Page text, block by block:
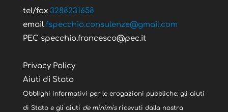
tel/fax 3288231658
email fspecchio.consulenze@gmail.com
PEC specchio.francesco@pec.it
Privacy Policy
Aiuti di Stato
Obblighi informativi per le erogazioni pubbliche: gli aiuti
di Stato e gli aiuti de minimisricevuti dalla nostra